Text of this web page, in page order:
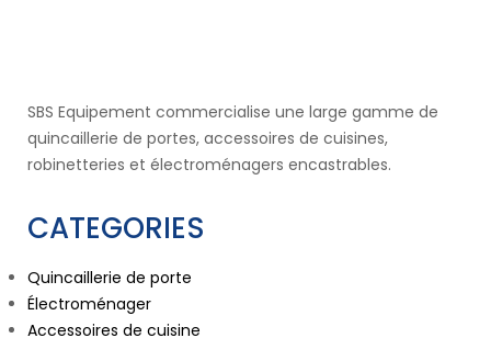
SBS Equipement commercialise une large gamme de
quincaillerie de portes, accessoires de cuisines,
robinetteries et électroménagers encastrables.
CATEGORIES
Quincaillerie de porte
Électroménager
Accessoires de cuisine